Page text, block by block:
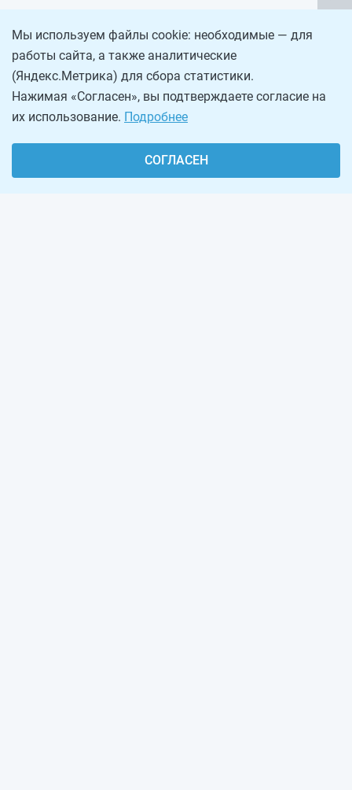
Мы используем файлы cookie: необходимые — для
работы сайта, а также аналитические
(Яндекс.Метрика) для сбора статистики.
Нажимая «Согласен», вы подтверждаете согласие на
их использование. Подробнее
СОГЛАСЕН